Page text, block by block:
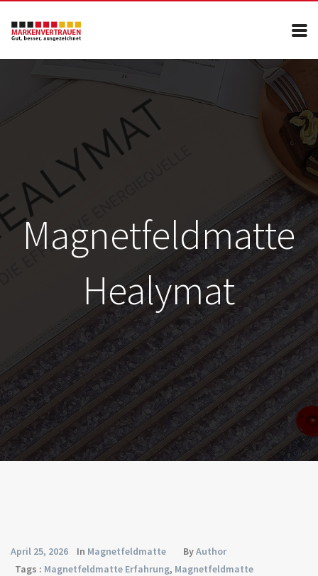
Teilnehmen
Impressum
Magnetfeldmatte
Healymat
April 25, 2026 In Magnetfeldmatte ByAuthor
Tags : Magnetfeldmatte Erfahrung, Magnetfeldmatte